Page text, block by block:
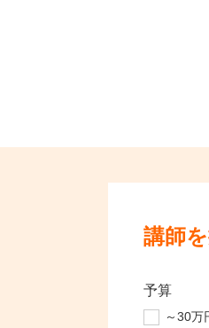
講師
予算
～30万